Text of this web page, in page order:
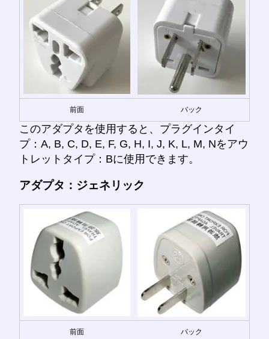
前面 バック
このアダプタを使用すると、プラグインタイ
プ：A, B, C, D, E, F, G, H, I, J, K, L, M, Nをアウ
トレットタイプ：Bに使用できます。
アダプタ：ジェネリック
前面 バック